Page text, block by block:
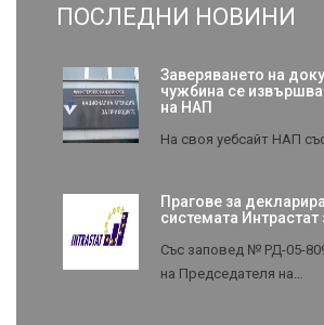
ПОСЛЕДНИ НОВИНИ
Заверяването на
чужбина се
на НАП
На своя уебсайт НАП
Прагове за
системата Интрастат
Със заповед № РД-05-
на Председателя на…